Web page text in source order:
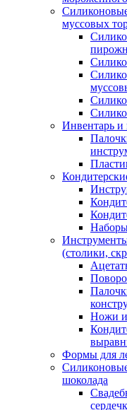
муссовых
Инвентарь и
Наборы
(столики,
Ножи и
Формы для
шоколада